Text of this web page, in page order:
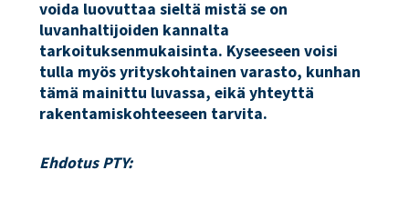
voida luovuttaa sieltä mistä se on
luvanhaltijoiden kannalta
tarkoituksenmukaisinta. Kyseeseen voisi
tulla myös yrityskohtainen varasto, kunhan
tämä mainittu luvassa, eikä yhteyttä
rakentamiskohteeseen tarvita.
Ehdotus PTY: